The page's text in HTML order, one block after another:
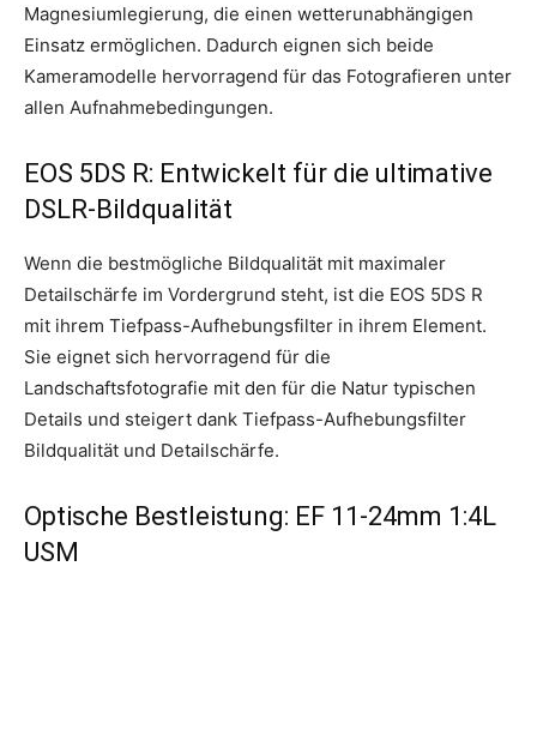
Magnesiumlegierung, die einen wetterunabhängigen
Einsatz ermöglichen. Dadurch eignen sich beide
Kameramodelle hervorragend für das Fotografieren unter
allen Aufnahmebedingungen.
EOS 5DS R: Entwickelt für die ultimative
DSLR-Bildqualität
Wenn die bestmögliche Bildqualität mit maximaler
Detailschärfe im Vordergrund steht, ist die EOS 5DS R
mit ihrem Tiefpass-Aufhebungsfilter in ihrem Element.
Sie eignet sich hervorragend für die
Landschaftsfotografie mit den für die Natur typischen
Details und steigert dank Tiefpass-Aufhebungsfilter
Bildqualität und Detailschärfe.
Optische Bestleistung: EF 11-24mm 1:4L
USM